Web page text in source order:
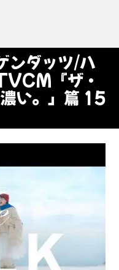
ンダッツ/ハ
『ザ・
い。」篇 15